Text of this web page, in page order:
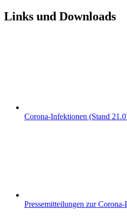
Links und Downloads
Corona-Infektionen (Stand
Pressemitteilungen zur Corona-